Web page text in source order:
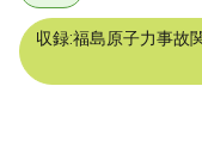
収録:福島原子力事故